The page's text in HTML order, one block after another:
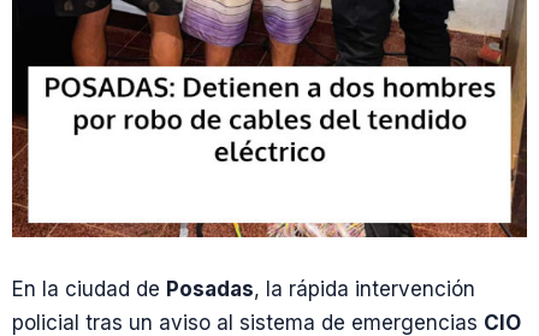
En la ciudad de Posadas, la rápida intervención
policial tras un aviso al sistema de emergencias CIO